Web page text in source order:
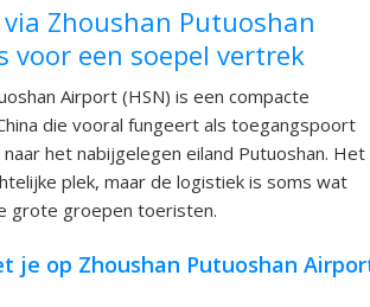
Zhoushan Putuoshan
voor een soepel vertrek
Airport (HSN) is een compacte
die vooral fungeert als toegangspoort
het nabijgelegen eiland Putuoshan. Het
plek, maar de logistiek is soms wat
grote groepen toeristen.
je op Zhoushan Putuoshan